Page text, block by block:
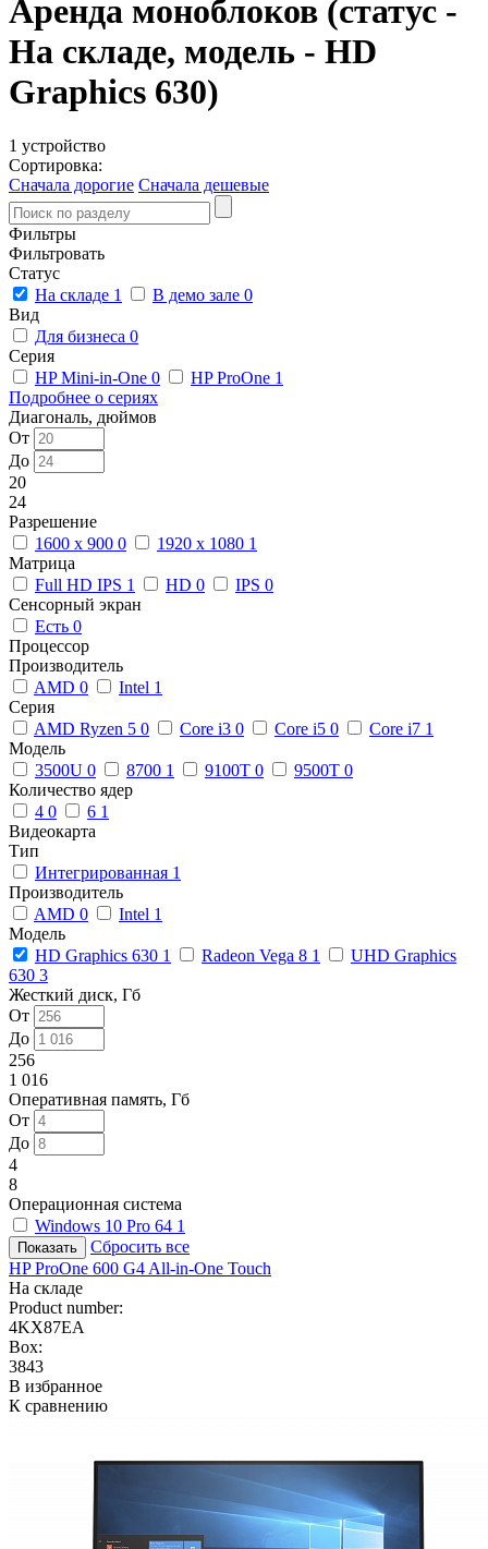
Аренда моноблоков (статус -
На складе, модель - HD
Graphics 630)
1 устройство
Сортировка:
Сначала дорогие Сначала дешевые
Фильтры
Фильтровать
Статус
На складе 1 В демо зале 0
Вид
Для бизнеса 0
Серия
HP Mini-in-One 0 HP ProOne 1
Подробнее о сериях
Диагональ, дюймов
От
До
20
24
Разрешение
1600 x 900 0 1920 x 1080 1
Матрица
Full HD IPS 1 HD 0 IPS 0
Сенсорный экран
Есть 0
Процессор
Производитель
AMD 0 Intel 1
Серия
AMD Ryzen 5 0 Core i3 0 Core i5 0 Core i7 1
Модель
3500U 0 8700 1 9100T 0 9500T 0
Количество ядер
4 0 6 1
Видеокарта
Тип
Интегрированная 1
Производитель
AMD 0 Intel 1
Модель
HD Graphics 630 1 Radeon Vega 8 1
UHD Graphics
630 3
Жесткий диск, Гб
От
До
256
1 016
Оперативная память, Гб
От
До
4
8
Операционная система
Windows 10 Pro 64 1
Сбросить все
HP ProOne 600 G4 All-in-One Touch
На складе
Product number:
4KX87EA
Box:
3843
В избранное
К сравнению